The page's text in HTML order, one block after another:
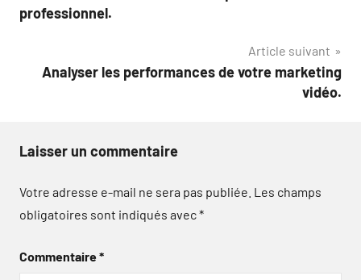
l’article
professionnel.
Article suivant
Analyser les performances de votre marketing
vidéo.
Laisser un commentaire
Votre adresse e-mail ne sera pas publiée. Les champs
obligatoires sont indiqués avec*
Commentaire*